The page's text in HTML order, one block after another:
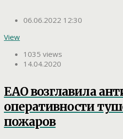
06.06.2022 12:30
View
1035 views
14.04.2020
ЕАО возглавила
оперативности
пожаров